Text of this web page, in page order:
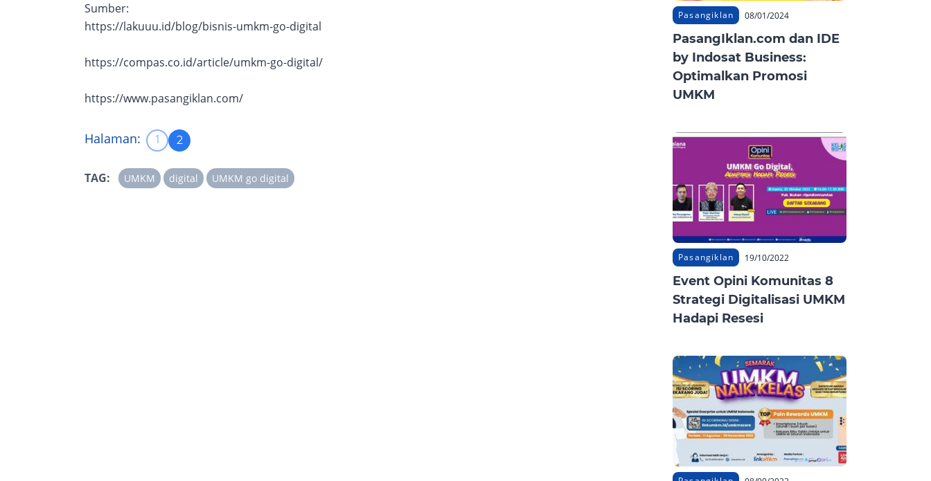
Sumber:
https://lakuuu.id/blog/bisnis-umkm-go-digital
https://compas.co.id/article/umkm-go-digital/
https://www.pasangiklan.com/
Halaman: 1 2
TAG: UMKM digital UMKM go digital
Pasangiklan 08/01/2024
PasangIklan.com dan IDE
by Indosat Business:
Optimalkan Promosi
UMKM
Pasangiklan 19/10/2022
Event Opini Komunitas 8
Strategi Digitalisasi UMKM
Hadapi Resesi